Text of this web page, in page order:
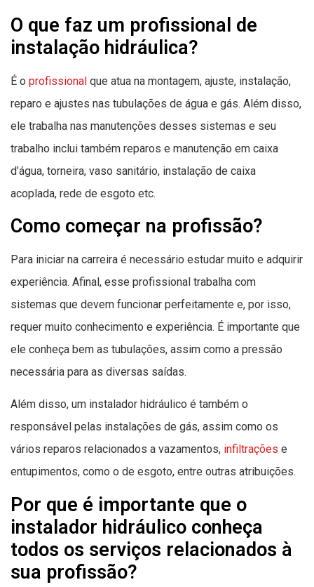
O que faz um profissional de
instalação hidráulica?
É o profissional que atua na montagem, ajuste, instalação,
reparo e ajustes nas tubulações de água e gás. Além disso,
ele trabalha nas manutenções desses sistemas e seu
trabalho inclui também reparos e manutenção em caixa
d’água, torneira, vaso sanitário, instalação de caixa
acoplada, rede de esgoto etc.
Como começar na profissão?
Para iniciar na carreira é necessário estudar muito e adquirir
experiência. Afinal, esse profissional trabalha com
sistemas que devem funcionar perfeitamente e, por isso,
requer muito conhecimento e experiência. É importante que
ele conheça bem as tubulações, assim como a pressão
necessária para as diversas saídas.
Além disso, um instalador hidráulico é também o
responsável pelas instalações de gás, assim como os
vários reparos relacionados a vazamentos, infiltrações e
entupimentos, como o de esgoto, entre outras atribuições.
Por que é importante que o
instalador hidráulico conheça
todos os serviços relacionados à
sua profissão?